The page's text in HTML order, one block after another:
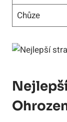
Chůze